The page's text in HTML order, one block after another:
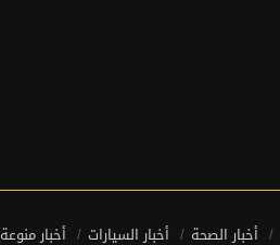
أخبار الصحة أخبار السيارات أخبار منوعة